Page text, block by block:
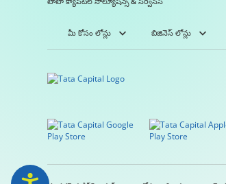
మీ కోసం లోన్లు బిజినెస్ లోన్లు